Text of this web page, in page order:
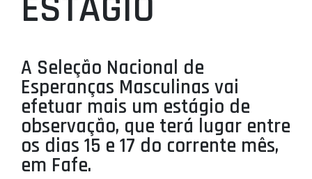
ASSOCIAÇÕES
AGENTES
AGENDA
SELEÇÕES
MINIBASQUETE
ÁREA TÉCNICA
A Seleção Nacional de
Esperanças Masculinas vai
efetuar mais um estágio de
observação, que terá lugar entre
os dias 15 e 17 do corrente mês,
em Fafe.